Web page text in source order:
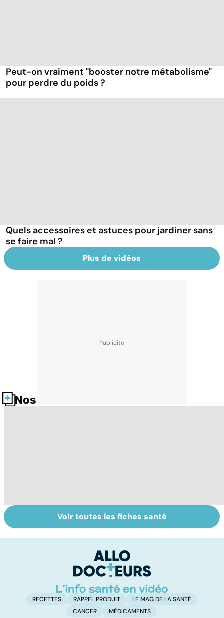
Peut-on vraiment "booster notre métabolisme"
pour perdre du poids ?
Quels accessoires et astuces pour jardiner sans
se faire mal ?
Plus de vidéos
Nos fiches santé
Tout savoir sur le
cancer de la
Exostose
osseuse : des
peau
Voir toutes les fiches santé
RECETTES RAPPEL PRODUIT
LE MAG DE LA SANTÉ
CANCER
MÉDICAMENTS